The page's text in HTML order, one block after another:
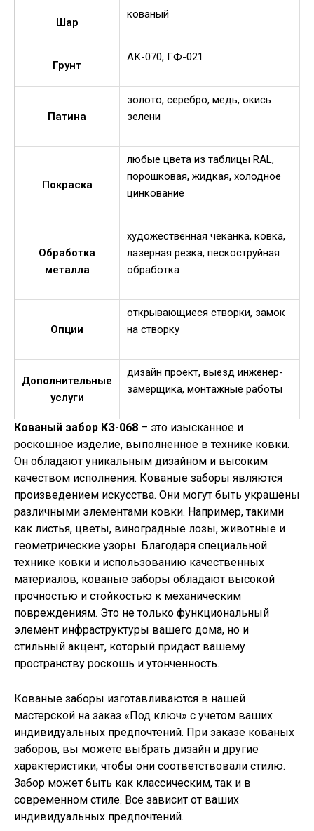
Шар
кованый
Грунт
АК-070, ГФ-021
Патина
золото, серебро, медь, окись
зелени
Покраска
любые цвета из таблицы RAL,
порошковая, жидкая, холодное
цинкование
Обработка
металла
художественная чеканка, ковка,
лазерная резка, пескоструйная
обработка
Опции
открывающиеся створки, замок
на створку
Дополнительные
услуги
дизайн проект, выезд инженер-
замерщика, монтажные работы
Кованый забор КЗ-068 – это изысканное и
роскошное изделие, выполненное в технике ковки.
Он обладают уникальным дизайном и высоким
качеством исполнения. Кованые заборы являются
произведением искусства. Они могут быть украшены
различными элементами ковки. Например, такими
как листья, цветы, виноградные лозы, животные и
геометрические узоры. Благодаря специальной
технике ковки и использованию качественных
материалов, кованые заборы обладают высокой
прочностью и стойкостью к механическим
повреждениям. Это не только функциональный
элемент инфраструктуры вашего дома, но и
стильный акцент, который придаст вашему
пространству роскошь и утонченность.
Кованые заборы изготавливаются в нашей
мастерской на заказ «Под ключ» с учетом ваших
индивидуальных предпочтений. При заказе кованых
заборов, вы можете выбрать дизайн и другие
характеристики, чтобы они соответствовали стилю.
Забор может быть как классическим, так и в
современном стиле. Все зависит от ваших
индивидуальных предпочтений.